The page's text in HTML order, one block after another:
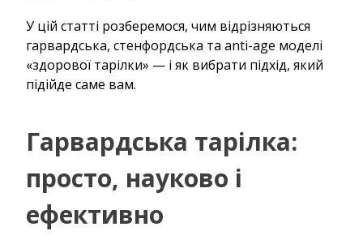
У цій статті розберемося, чим відрізняються
гарвардська, стенфордська та anti-age моделі
«здорової тарілки» — і як вибрати підхід, який
підійде саме вам.
Гарвардська тарілка:
просто, науково і
ефективно